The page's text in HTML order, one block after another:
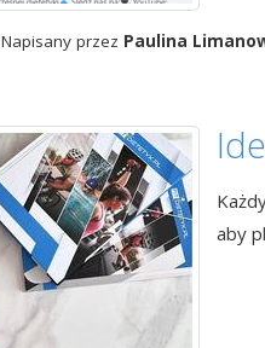
Napisany przez Paulina
aby